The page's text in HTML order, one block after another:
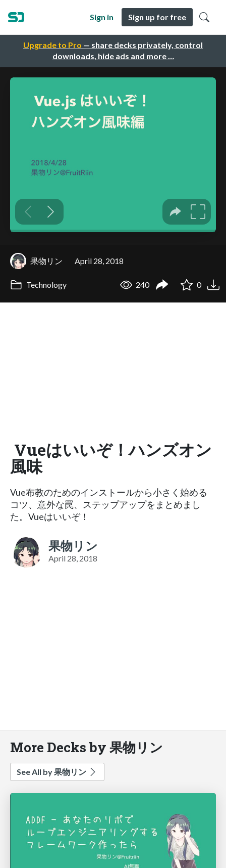
Upgrade to Pro — share decks privately, control
downloads, hide ads and more …
Sign in Sign up for free
果物リン April 28, 2018
Technology 240 0
Vueはいいぞ！ハンズオン
風味
Vue布教のためのインストールから小さく始める
コツ、意外な罠、ステップアップをまとめまし
た。Vueはいいぞ！
果物リン
April 28, 2018
More Decks by 果物リン
See All by 果物リン